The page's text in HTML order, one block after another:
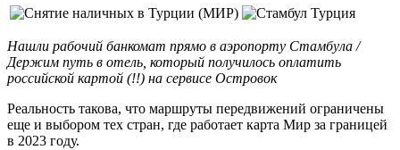
Нашли рабочий банкомат прямо в аэропорту Стамбула /
Держим путь в отель, который получилось оплатить
российской картой (!!) на сервисе Островок
Реальность такова, что маршруты передвижений ограничены
еще и выбором тех стран, где работает карта Мир за границей
в 2023 году.